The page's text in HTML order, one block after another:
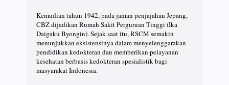
Kemudian tahun 1942, pada jaman penjajahan Jepang,
CBZ dijadikan Rumah Sakit Perguruan Tinggi (Ika
Daigaku Byongin). Sejak saat itu, RSCM semakin
menunjukkan eksistensinya dalam menyelenggarakan
pendidikan kedokteran dan memberikan pelayanan
kesehatan berbasis kedokteran spesialistik bagi
masyarakat Indonesia.